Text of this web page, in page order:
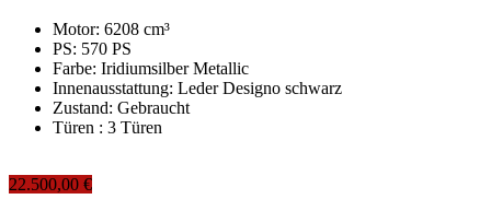
Motor: 6208 cm³
PS: 570 PS
Farbe: Iridiumsilber Metallic
Innenausstattung: Leder Designo schwarz
Zustand: Gebraucht
Türen : 3 Türen
22.500,00 €